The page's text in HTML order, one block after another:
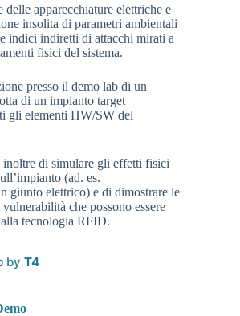
delle apparecchiature elettriche e
insolita di parametri ambientali
indici indiretti di attacchi mirati a
fisici del sistema.
presso il demo lab di un
di un impianto target
gli elementi HW/SW del
inoltre di simulare gli effetti fisici
(ad. es.
giunto elettrico) e di dimostrare le
che possono essere
tecnologia RFID.
by T4